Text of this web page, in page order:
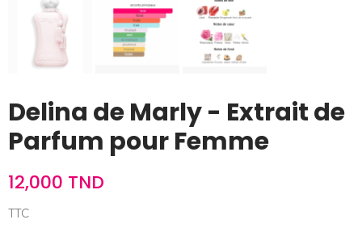
Delina de Marly - Extrait de
Parfum pour Femme
12,000 TND
TTC